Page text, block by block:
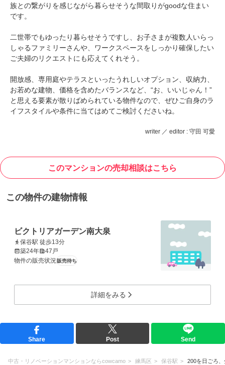
族との繋がりを感じながら暮らせそうな間取りがgoodな住まい
です。
二世帯でもゆったり暮らせそうですし、お子さまが複数人いらっ
しゃるファミリーさんや、ワークスペースをしっかり確保したい
ご夫婦のリクエストにも応えてくれそう。
開放感、専用庭やテラスといったうれしいオプション、収納力、
お若めな建物、価格を含めたバランスなど、“お、いいじゃん！”
と思える要素が散りばめられている物件なので、ぜひご自身のラ
イフスタイルや条件に当てはめてご検討くださいね。
writer ／ editor : 守田 可愛
このマンションの売却相談はこちら
この物件の建物情報
ビクトリアガーデン南大泉
保谷駅 徒歩13分
築24年
47戸
物件の販売状況販売待ち
詳細をみる
Share Post Send
中古・リノベーションマンションならcowcamo 練馬区 保谷駅 200を日ごろ